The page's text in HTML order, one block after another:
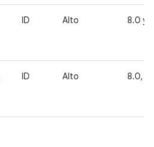
ID Alto 8.0 y
ID Alto 8.0,